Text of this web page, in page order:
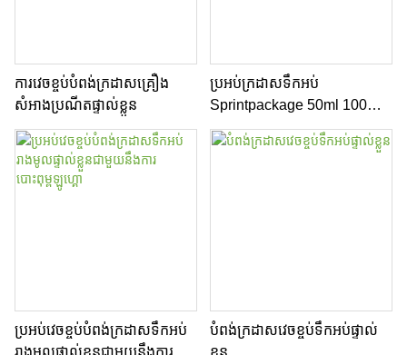
ការវេចខ្ចប់បំពង់ក្រដាសគ្រឿង
សំអាងប្រណីតផ្ទាល់ខ្លួន
ប្រអប់ក្រដាសទឹកអប់
Sprintpackage 50ml 100ml
ការពារការវេចខ្ចប់ពងបែកបញ្ចូល
ប្រអប់ក្រដាសទឹកអប់រាងស៊ីឡាំង
ប្រអប់វេចខ្ចប់បំពង់ក្រដាសទឹកអប់
រាងមូលផ្ទាល់ខ្លួនជាមួយនឹងការ
បំពង់ក្រដាសវេចខ្ចប់ទឹកអប់ផ្ទាល់
ខ្លួន